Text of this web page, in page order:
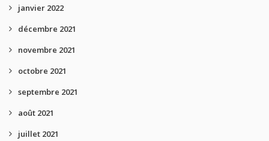
janvier 2022
décembre 2021
novembre 2021
octobre 2021
septembre 2021
août 2021
juillet 2021